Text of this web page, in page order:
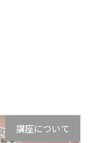
講座について